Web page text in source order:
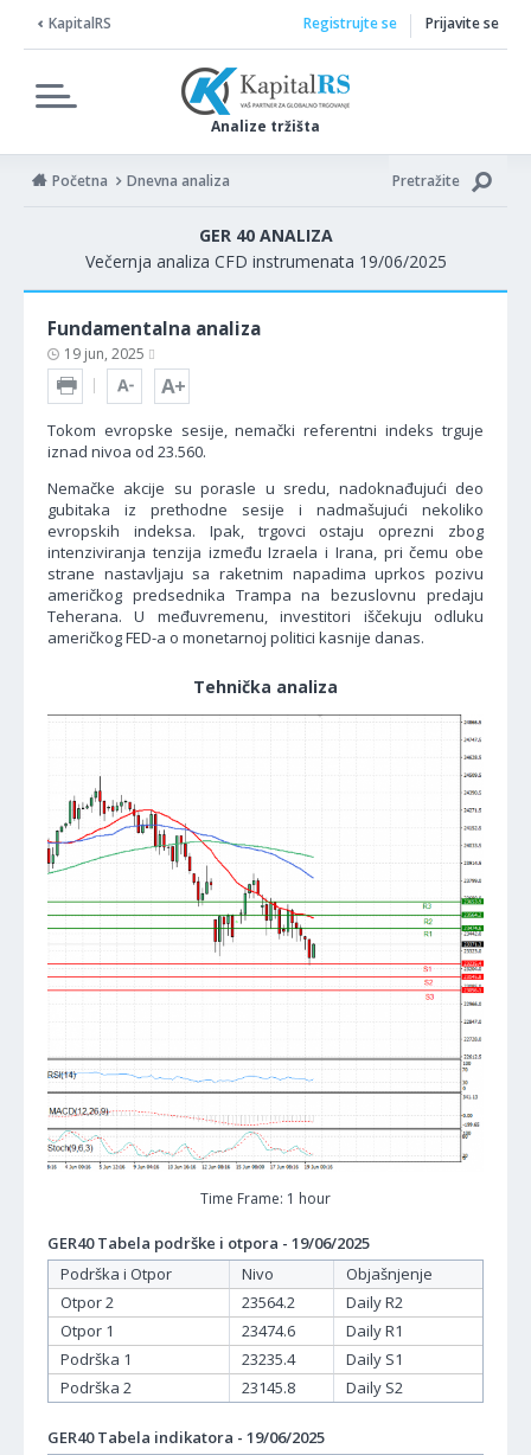
KapitalRS
Analize tržišta
Registrujte se Prijavite se
Početna Dnevna analiza Pretražite
GER 40 ANALIZA
Večernja analiza CFD instrumenata 19/06/2025
Fundamentalna analiza
19 jun, 2025
Tokom evropske sesije, nemački referentni indeks trguje
iznad nivoa od 23.560.
Nemačke akcije su porasle u sredu, nadoknađujući deo
gubitaka iz prethodne sesije i nadmašujući nekoliko
evropskih indeksa. Ipak, trgovci ostaju oprezni zbog
intenziviranja tenzija između Izraela i Irana, pri čemu obe
strane nastavljaju sa raketnim napadima uprkos pozivu
američkog predsednika Trampa na bezuslovnu predaju
Teherana. U međuvremenu, investitori iščekuju odluku
američkog FED-a o monetarnoj politici kasnije danas.
Tehnička analiza
Time Frame: 1 hour
GER40 Tabela podrške i otpora - 19/06/2025
Podrška i Otpor
Nivo
Objašnjenje
Otpor 2
23564.2
Daily R2
Otpor 1
23474.6
Daily R1
Podrška 1
23235.4
Daily S1
Podrška 2
23145.8 Daily S2
GER40 Tabela indikatora - 19/06/2025